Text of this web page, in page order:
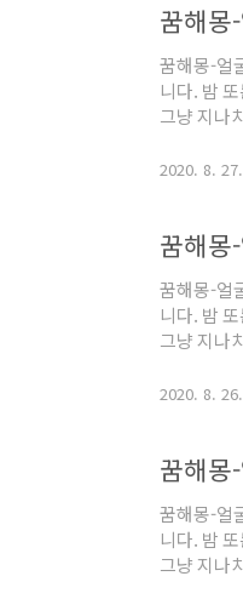
가 되어 사
꿈해몽
꿈해몽-얼
니다. 밤
그냥 지나
사람을 만
받습니다.
2020. 8. 27.
꿈해몽
꿈해몽-얼
니다. 밤
그냥 지나
몽입니다.
울에 자기
2020. 8. 26.
꿈해몽
꿈해몽-얼
니다. 밤
그냥 지나